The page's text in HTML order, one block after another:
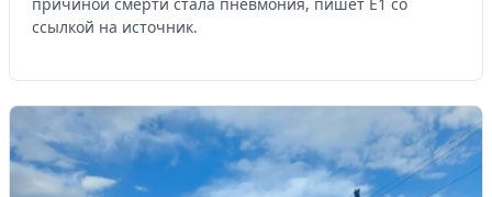
ссылкой на источник.